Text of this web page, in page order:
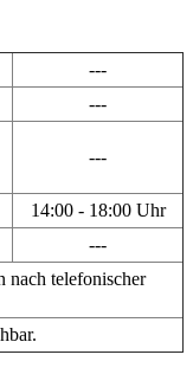
---
---
---
14:00 - 18:00 Uhr
---
nach telefonischer